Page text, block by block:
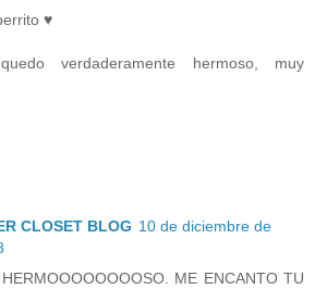
♥
verdaderamente hermoso, muy
CLOSET BLOG 10 de diciembre de
ME ENCANTO TU